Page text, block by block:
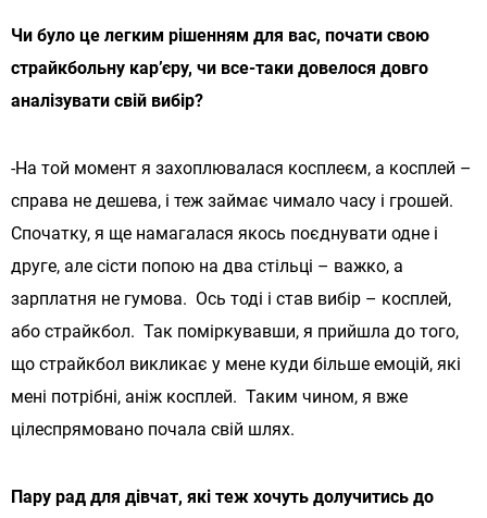
Чи було це легким рішенням для вас, почати свою
страйкбольну кар’єру, чи все-таки довелося довго
аналізувати свій вибір?
-На той момент я захоплювалася косплеєм, а косплей –
справа не дешева, і теж займає чимало часу і грошей.
Спочатку, я ще намагалася якось поєднувати одне і
друге, але сісти попою на два стільці – важко, а
зарплатня не гумова. Ось тоді і став вибір – косплей,
або страйкбол. Так поміркувавши, я прийшла до того,
що страйкбол викликає у мене куди більше емоцій, які
мені потрібні, аніж косплей. Таким чином, я вже
цілеспрямовано почала свій шлях.
Пару рад для дівчат, які теж хочуть долучитись до